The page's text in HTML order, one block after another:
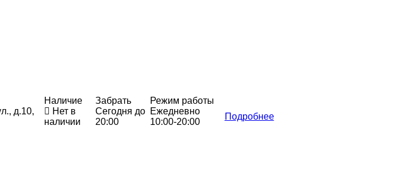
Наличие Забрать
Режим работы
д.10,
Нет в
наличии
Сегодня до
20:00
Ежедневно
10:00-20:00
Подробнее